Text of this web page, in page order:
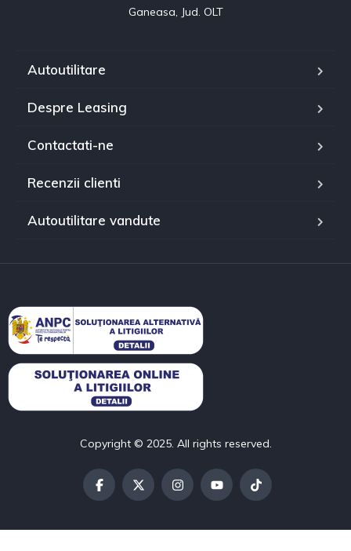
Ganeasa, Jud. OLT
Autoutilitare
Despre Leasing
Contactati-ne
Recenzii clienti
Autoutilitare vandute
Copyright © 2025. All rights reserved.